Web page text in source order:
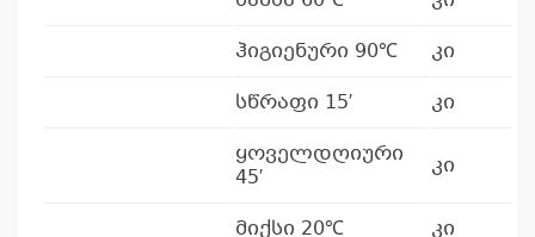
ჰიგიენური 90℃
კი
სწრაფი 15′
კი
ყოველდღიური
45′
კი
მიქსი 20℃
კი